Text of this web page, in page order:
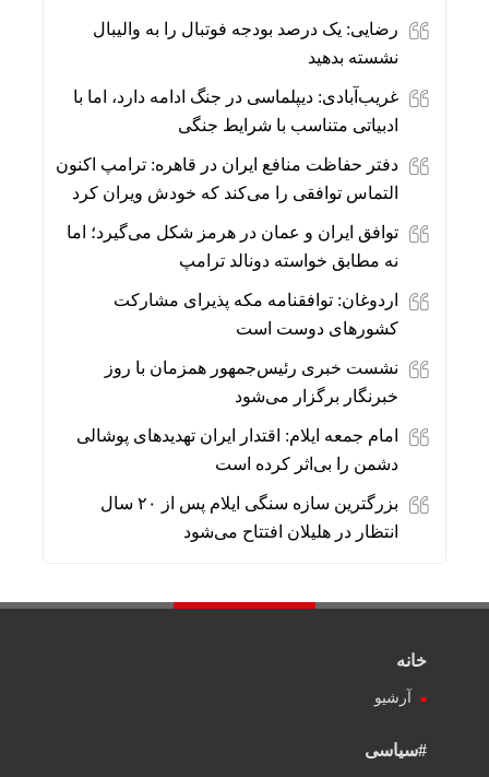
رضایی: یک درصد بودجه فوتبال را به والیبال
نشسته بدهید
غریب‌آبادی: دیپلماسی در جنگ ادامه دارد، اما با
ادبیاتی متناسب با شرایط جنگی
دفتر حفاظت منافع ایران در قاهره: ترامپ اکنون
التماس توافقی را می‌کند که خودش ویران کرد
توافق ایران و عمان در هرمز شکل می‌گیرد؛ اما
نه مطابق خواسته دونالد ترامپ
اردوغان: توافقنامه مکه پذیرای مشارکت
کشورهای دوست است
نشست خبری رئیس‌جمهور همزمان با روز
خبرنگار برگزار می‌شود
امام جمعه ایلام: اقتدار ایران تهدیدهای پوشالی
دشمن را بی‌اثر کرده است
بزرگترین سازه سنگی ایلام پس از ۲۰ سال
انتظار در هلیلان افتتاح می‌شود
خانه
آرشیو
#سیاسی